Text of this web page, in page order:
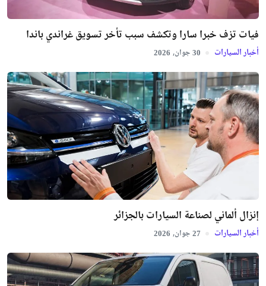
فيات تزف خبرا سارا وتكشف سبب تأخر تسويق غراندي باندا
أخبار السيارات 30 جوان, 2026
إنزال ألماني لصناعة السيارات بالجزائر
أخبار السيارات 27 جوان, 2026